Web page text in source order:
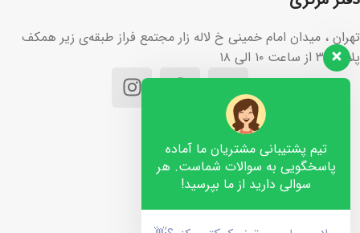
تهران ، میدان امام خمینی خ لاله زار مجتمع فراز طبقه‌ی زیر همکف
پلاک ۳۶ از ساعت ۱۰ الی ۱۸
تیم پشتیبانی مشتریان ما آماده
پاسخگویی به سوالات شماست. هر
سوالی دارید از ما بپرسید!